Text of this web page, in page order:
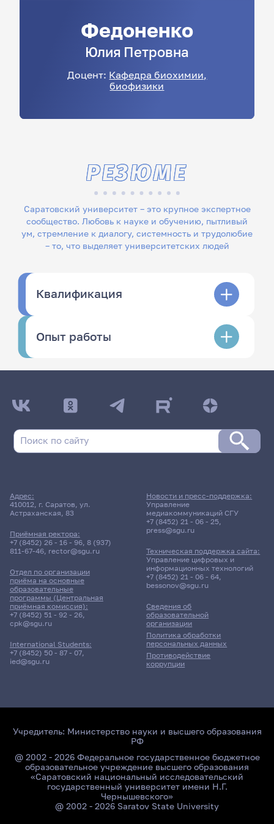
Федоненко
Юлия Петровна
Доцент: Кафедра биохимии,
биофизики
Саратовский университет – это крупное экспертное
сообщество. Любовь к науке и обучению, пытливый
ум, стремление к диалогу, системность и трудолюбие
– то, что выделяет университетских людей
РЕЗЮМЕ
Квалификация
Опыт работы
Адрес:
410012, г. Саратов, ул.
Астраханская, 83
Приёмная ректора:
+7 (8452) 26 - 16 - 96, 8 (937)
811-67-46, rector@sgu.ru
Отдел по организации
приёма на основные
образовательные
программы (Центральная
приёмная комиссия):
+7 (8452) 51 - 92 - 26,
cpk@sgu.ru
International Students:
+7 (8452) 50 - 87 - 07,
ied@sgu.ru
Сведения об
образовательной
организации
Политика обработки
персональных данных
Противодействие
коррупции
Новости и пресс-поддержка:
Управление
медиакоммуникаций СГУ
+7 (8452) 21 - 06 - 25,
press@sgu.ru
Техническая поддержка сайта:
Управление цифровых и
информационных технологий
+7 (8452) 21 - 06 - 64,
bessonov@sgu.ru
Учредитель: Министерство науки и высшего образования
РФ
@ 2002 - 2026 Федеральное государственное бюджетное
образовательное учреждение высшего образования
«Саратовский национальный исследовательский
государственный университет имени Н.Г.
Чернышевского»
@ 2002 - 2026 Saratov State University